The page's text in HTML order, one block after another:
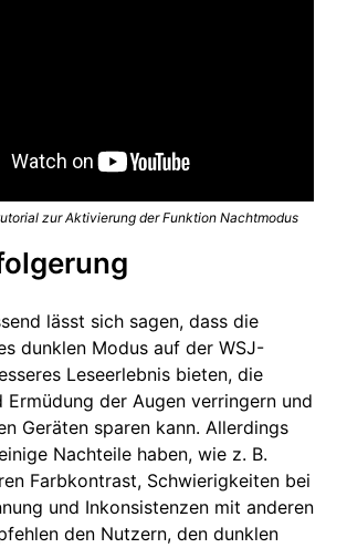
zur Aktivierung der Funktion Nachtmodus
lässt sich sagen, dass die
dunklen Modus auf der WSJ-
Leseerlebnis bieten, die
Ermüdung der Augen verringern und
Geräten sparen kann. Allerdings
Nachteile haben, wie z. B.
Farbkontrast, Schwierigkeiten bei
und Inkonsistenzen mit anderen
den Nutzern, den dunklen